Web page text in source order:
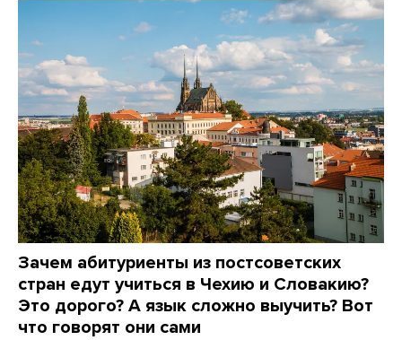
Зачем абитуриенты из постсоветских
стран едут учиться в Чехию и Словакию?
Это дорого? А язык сложно выучить? Вот
что говорят они сами